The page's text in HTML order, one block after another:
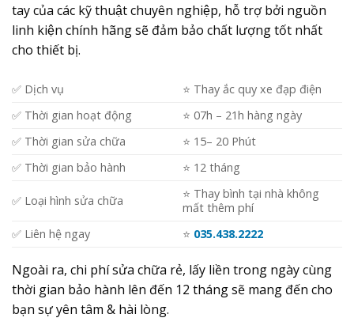
tay của các kỹ thuật chuyên nghiệp, hỗ trợ bởi nguồn
linh kiện chính hãng sẽ đảm bảo chất lượng tốt nhất
cho thiết bị.
✅ Dịch vụ
⭐️ Thay ắc quy xe đạp điện
✅ Thời gian hoạt động
⭐️ 07h – 21h hàng ngày
✅ Thời gian sửa chữa
⭐️ 15– 20 Phút
✅ Thời gian bảo hành
⭐️ 12 tháng
✅ Loại hình sửa chữa
⭐️ Thay bình tại nhà không
mất thêm phí
✅ Liên hệ ngay
⭐️ 035.438.2222
Ngoài ra, chi phí sửa chữa rẻ, lấy liền trong ngày cùng
thời gian bảo hành lên đến 12 tháng sẽ mang đến cho
bạn sự yên tâm & hài lòng.